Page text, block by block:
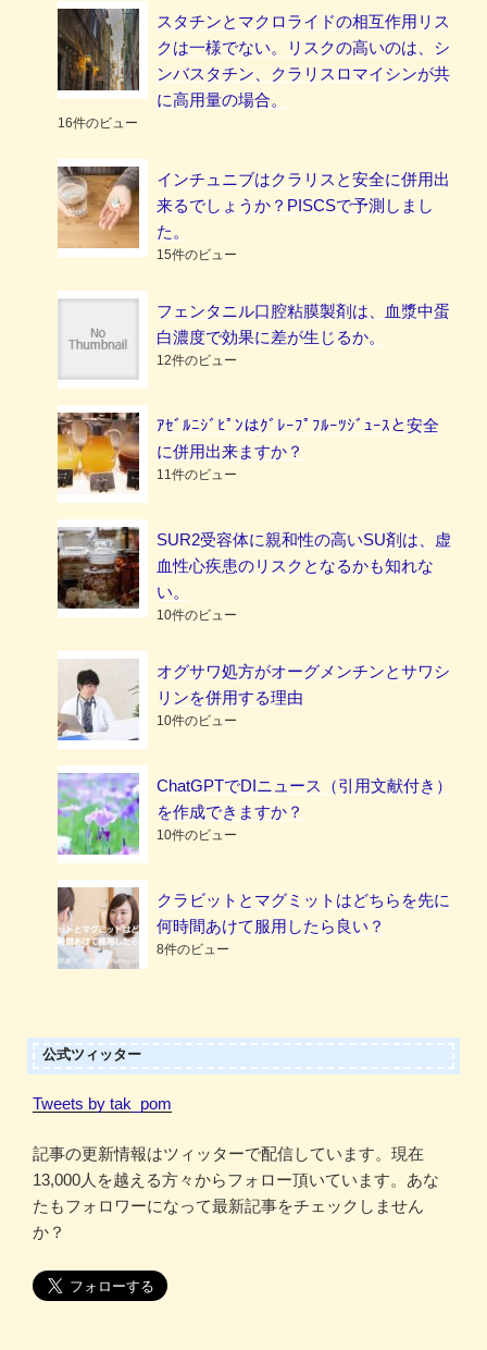
スタチンとマクロライドの相互作用リス
クは一様でない。リスクの高いのは、シ
ンバスタチン、クラリスロマイシンが共
に高用量の場合。
16件のビュー
インチュニブはクラリスと安全に併用出
来るでしょうか？PISCSで予測しまし
た。
15件のビュー
フェンタニル口腔粘膜製剤は、血漿中蛋
白濃度で効果に差が生じるか。
12件のビュー
ｱｾﾞﾙﾆｼﾞﾋﾟﾝはｸﾞﾚｰﾌﾟﾌﾙｰﾂｼﾞｭｰｽと安全
に併用出来ますか？
11件のビュー
SUR2受容体に親和性の高いSU剤は、虚
血性心疾患のリスクとなるかも知れな
い。
10件のビュー
オグサワ処方がオーグメンチンとサワシ
リンを併用する理由
10件のビュー
ChatGPTでDIニュース（引用文献付き）
を作成できますか？
10件のビュー
クラビットとマグミットはどちらを先に
何時間あけて服用したら良い？
8件のビュー
公式ツィッター
Tweets by tak_pom
記事の更新情報はツィッターで配信しています。現在
13,000人を越える方々からフォロー頂いています。あな
たもフォロワーになって最新記事をチェックしません
か？